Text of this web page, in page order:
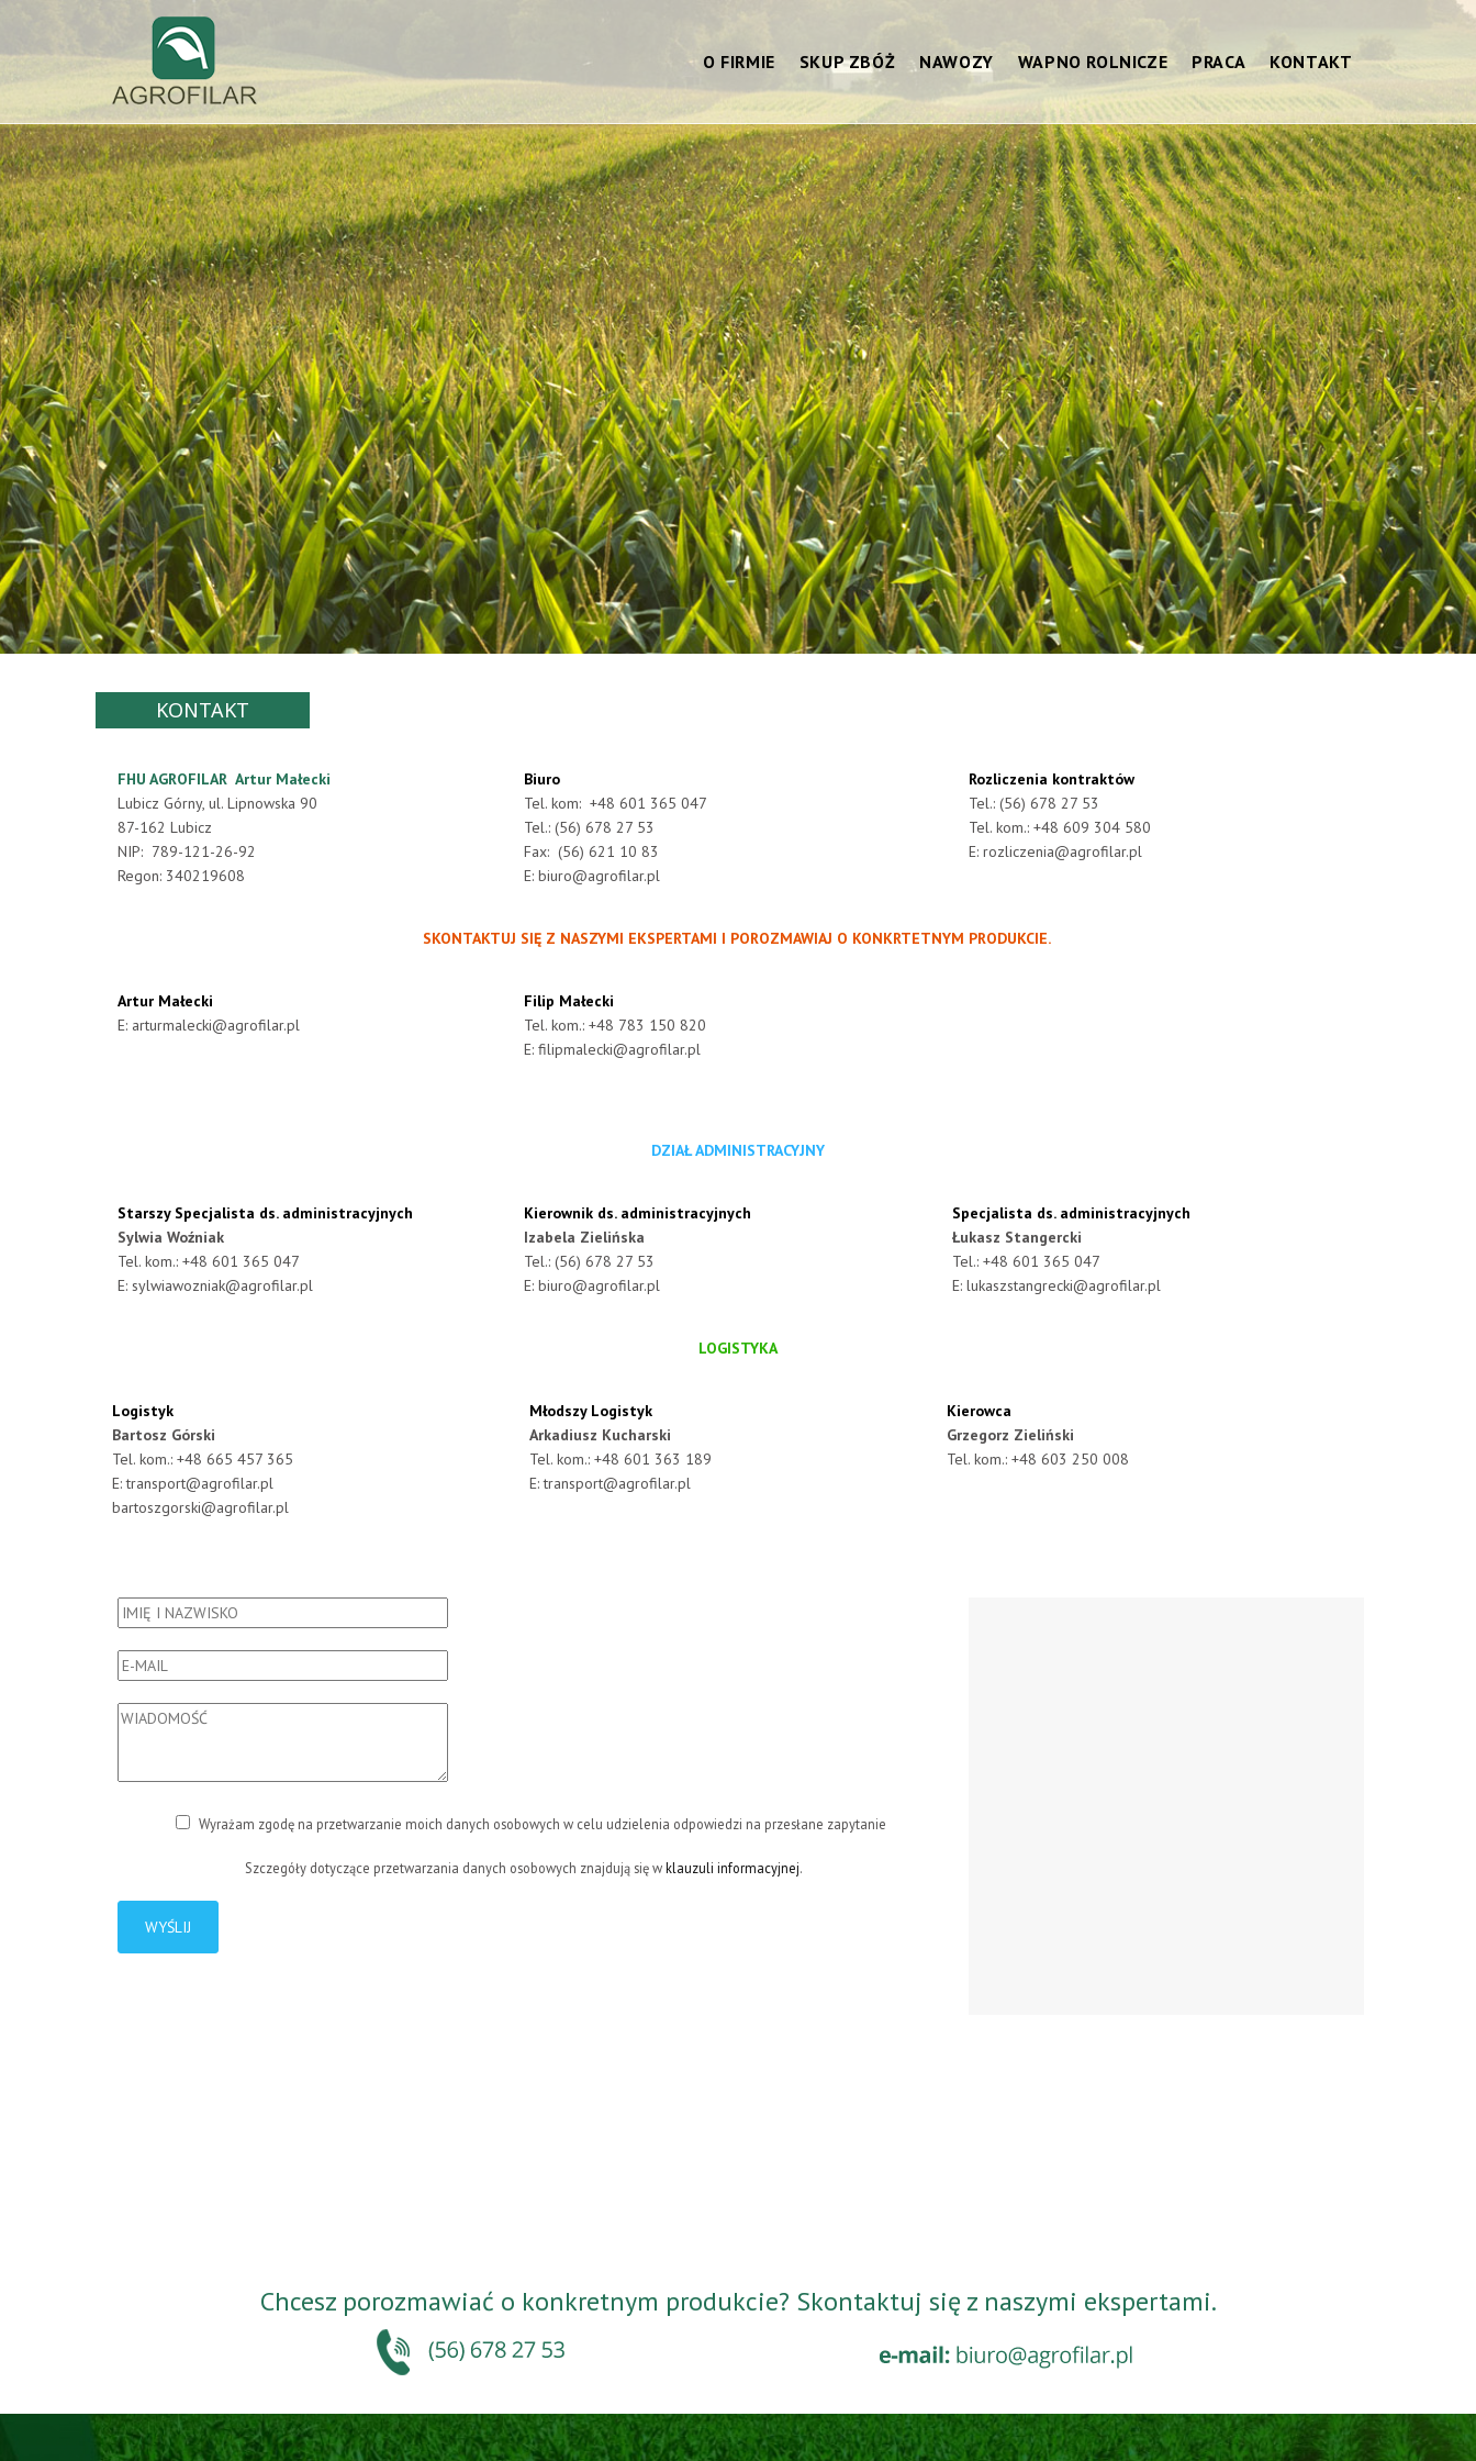
O FIRMIE SKUP ZBÓŻ NAWOZY WAPNO ROLNICZE PRACA KONTAKT
KONTAKT
FHU AGROFILAR Artur Małecki
Lubicz Górny, ul. Lipnowska 90
87-162 Lubicz
NIP: 789-121-26-92
Regon: 340219608
Biuro
Tel. kom: +48 601 365 047
Tel.: (56) 678 27 53
Fax: (56) 621 10 83
E: biuro@agrofilar.pl
Rozliczenia kontraktów
Tel.: (56) 678 27 53
Tel. kom.: +48 609 304 580
E: rozliczenia@agrofilar.pl
SKONTAKTUJ SIĘ Z NASZYMI EKSPERTAMI I POROZMAWIAJ O KONKRTETNYM PRODUKCIE.
Artur Małecki
E: arturmalecki@agrofilar.pl
Filip Małecki
Tel. kom.: +48 783 150 820
E: filipmalecki@agrofilar.pl
DZIAŁ ADMINISTRACYJNY
Starszy Specjalista ds. administracyjnych
Sylwia Woźniak
Tel. kom.: +48 601 365 047
E: sylwiawozniak@agrofilar.pl
Kierownik ds. administracyjnych
Izabela Zielińska
Tel.: (56) 678 27 53
E: biuro@agrofilar.pl
Specjalista ds. administracyjnych
Łukasz Stangercki
Tel.: +48 601 365 047
E: lukaszstangrecki@agrofilar.pl
LOGISTYKA
Logistyk
Bartosz Górski
Tel. kom.: +48 665 457 365
E:transport@agrofilar.pl
bartoszgorski@agrofilar.pl
Młodszy Logistyk
Arkadiusz Kucharski
Tel. kom.: +48 601 363 189
E:transport@agrofilar.pl
Kierowca
Grzegorz Zieliński
Tel. kom.: +48 603 250 008
Wyrażam zgodę na przetwarzanie moich danych osobowych w celu udzielenia odpowiedzi na przesłane zapytanie
Szczegóły dotyczące przetwarzania danych osobowych znajdują się wklauzuli informacyjnej.
Chcesz porozmawiać o konkretnym produkcie? Skontaktuj się z naszymi ekspertami.